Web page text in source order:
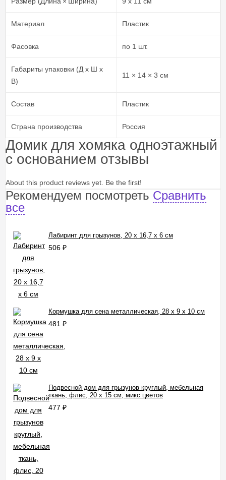
Материал Пластик
Фасовка по 1 шт.
Габариты упаковки (Д х Ш х
В)
11 × 14 × 3 см
Состав Пластик
Страна производства Россия
Домик для хомяка одноэтажный
с основанием отзывы
About this product reviews yet. Be the first!
Рекомендуем посмотреть Сравнить
все
Лабиринт для грызунов, 20 х 16,7 х 6 см
506 ₽
Кормушка для сена металлическая, 28 х 9 х 10 см
481 ₽
Подвесной дом для грызунов круглый, мебельная
ткань, флис, 20 х 15 см, микс цветов
477 ₽